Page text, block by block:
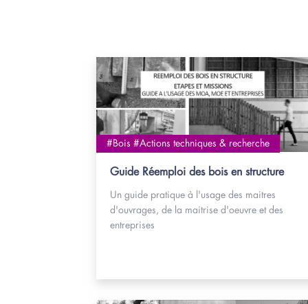
#Bois #Actions techniques & recherche
Guide Réemploi des bois en structure
Un guide pratique à l'usage des maitres
d'ouvrages, de la maitrise d'oeuvre et des
entreprises